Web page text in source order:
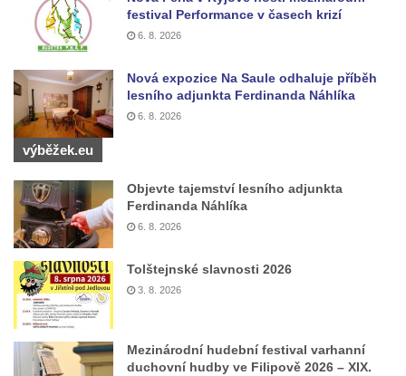
května v Rumburku
Pamětní deska Johanna Neumanna
severně od Tokáně
Obrázek svatého Huberta na buku svatého
Huberta
Obrázek svatého Jakuba na skále u cesty
Busta Jana Amose Komenského na domě
čp. 37 v Račicích
Československé armády v Teplicích
Socha Medvídě v Tierpark Chemnitz
Sochy Ptáci v Tierpark Chemnitz
festival Performance v časech krizí
6. 8. 2026
Nová expozice Na Saule odhaluje příběh
lesního adjunkta Ferdinanda Náhlíka
6. 8. 2026
výběžek.eu
Objevte tajemství lesního adjunkta
Ferdinanda Náhlíka
6. 8. 2026
Tolštejnské slavnosti 2026
3. 8. 2026
Mezinárodní hudební festival varhanní
duchovní hudby ve Filipově 2026 – XIX.